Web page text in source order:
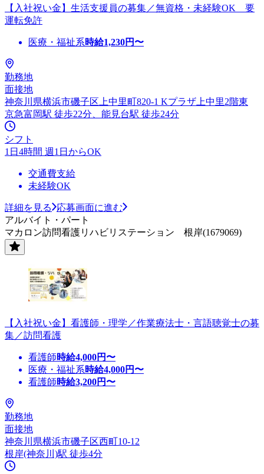
【入社祝い金】生活支援員の募集／無資格・未経験OK 要
運転免許
医療・福祉系時給1,230円〜
勤務地
面接地
神奈川県横浜市磯子区上中里町820-1 Kプラザ上中里2階東
京急富岡駅 徒歩22分、能見台駅 徒歩24分
シフト
1日4時間 週1日からOK
交通費支給
未経験OK
詳細を見る
応募画面に進む
アルバイト・パート
マカロン訪問看護リハビリステーション 根岸(1679069)
【入社祝い金】看護師・理学／作業療法士・言語聴覚士の募
集／訪問看護
看護師時給4,000円〜
医療・福祉系時給4,000円〜
看護師時給3,200円〜
勤務地
面接地
神奈川県横浜市磯子区西町10-12
根岸(神奈川)駅 徒歩4分